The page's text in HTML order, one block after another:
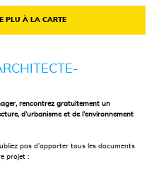
PLU À LA CARTE
rencontrezgratuitement un
d’urbanisme et de l’environnement
pas d’apporter tous les documents
projet :